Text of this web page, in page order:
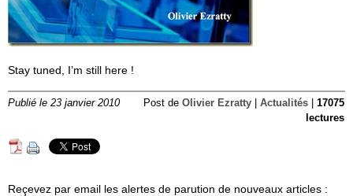
Stay tuned, I’m still here !
Publié le 23 janvier 2010 Post de Olivier Ezratty Actualités
17075
lectures
Reçevez par email les alertes de parution de nouveaux articles :